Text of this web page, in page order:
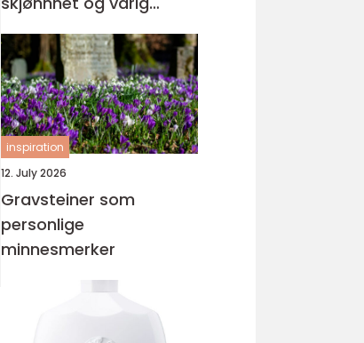
orden
inspiration
12. July 2026
Gravsteiner som
personlige
minnesmerker